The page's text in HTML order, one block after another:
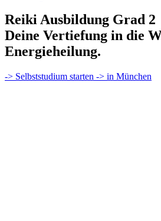
Reiki Ausbildung Grad 2
Deine Vertiefung in die
Energieheilung.
-> Selbststudium starten -> in München